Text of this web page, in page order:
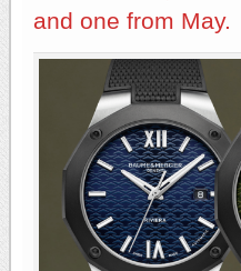
and one from May.